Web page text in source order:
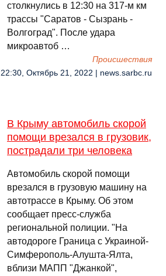
столкнулись в 12:30 на 317-м км
трассы "Саратов - Сызрань -
Волгоград". После удара
микроавтоб …
Происшествия
22:30, Октябрь 21, 2022 | news.sarbc.ru
В Крыму автомобиль скорой
помощи врезался в грузовик,
пострадали три человека
Автомобиль скорой помощи
врезался в грузовую машину на
автотрассе в Крыму. Об этом
сообщает пресс-служба
региональной полиции. "На
автодороге Граница с Украиной-
Симферополь-Алушта-Ялта,
вблизи МАПП "Джанкой",